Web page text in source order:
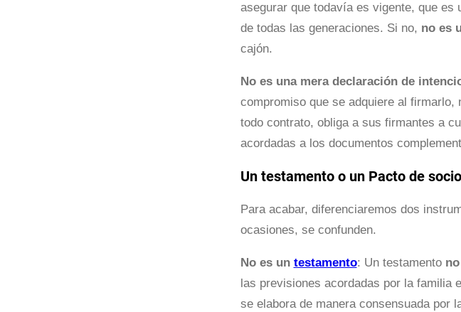
asegurar que todavía es vigente, que
de todas las generaciones. Si no, no es
cajón.
No es una mera declaración de
compromiso que se adquiere al
todo contrato, obliga a sus firmantes a
acordadas a los documentos
Un testamento o un Pacto de
Para acabar, diferenciaremos dos
ocasiones, se confunden.
No es un testamento: Un testamento
las previsiones acordadas por la familia
se elabora de manera consensuada por